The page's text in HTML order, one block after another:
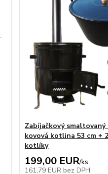
Zabíjačkový
kovová kotlina 53 cm +
kotlíky
199,00 EUR/ks
161,79 EUR bez DPH